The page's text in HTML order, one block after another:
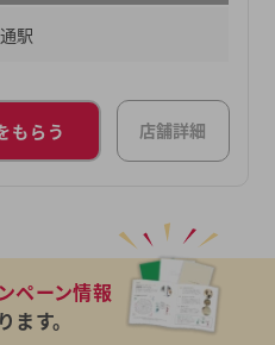
駅
もらう 店舗詳細
ペーン情報
す。